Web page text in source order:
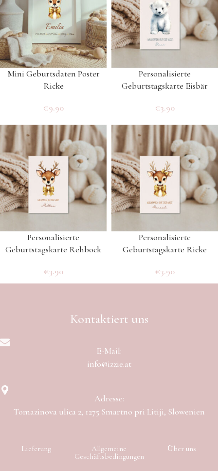
Mini Geburtsdaten Poster
Ricke
€9.90
Personalisierte
Geburtstagskarte Eisbär
€3.90
Personalisierte
Geburtstagskarte Rehbock
€3.90
Personalisierte
Geburtstagskarte Ricke
€3.90
Kontaktiert uns
E-Mail:
info@izzie.at
Adresse:
Tomazinova ulica 2, 1275 Smartno pri Litiji, Slowenien
Lieferung
Allgemeine
Geschäftsbedingungen
Über uns